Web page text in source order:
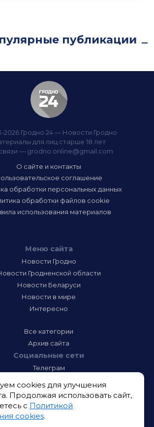
публикации
2026 Гродно 24 — Новости Гродно
для лиц старше 18 лет
— grodno.online@gmail.com
О сайте и контакты
соглашение
обработки персональных данных
обработки файлов cookie
использования материалов
Меню сайта
Новости Гродно
Гродненской области
Новости Беларуси
Новости в мире
Интересно
Все категории
Архив сайта
Социальные сети
Телеграм
Инстаграм
Тик-Ток
Одноклассники
ВК
cookies для улучшения
Продолжая использовать сайт,
с Политикой
cookies.